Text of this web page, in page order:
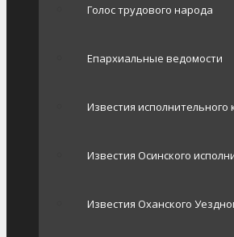
Голос трудового народа
Епархиальные ведомости
Известия
Известия Осинского
Известия Оханского